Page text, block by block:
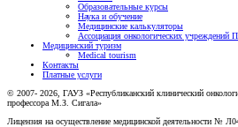
Образовательные курсы
Наука и обучение
Медицинские калькуляторы
Ассоциация oнкологических учреждений
Медицинский туризм
Medical tourism
Контакты
Платные услуги
© 2007- 2026, ГАУЗ «Республиканский клинический
профессора М.З. Сигала»
Лицензия на осуществление медицинской деятельности №